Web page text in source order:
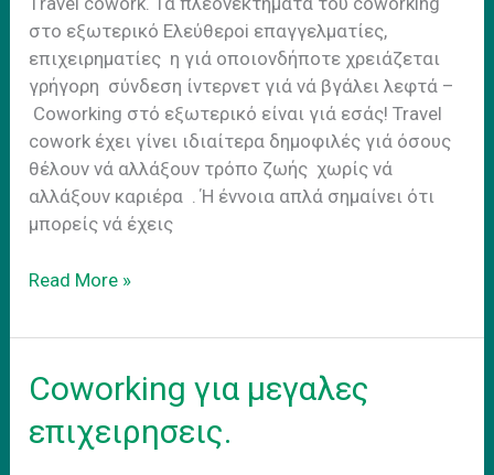
στο εξωτερικό Eλεύθεροi επαγγελματίες,
επιχειρηματίες η γιά οποιονδήποτε χρειάζεται
γρήγορη σύνδεση ίντερνετ γιά νά βγάλει λεφτά –
Coworking στό εξωτερικό είναι γιά εσάς! Travel
cowork έχει γίνει ιδιαίτερα δημοφιλές γιά όσους
θέλουν νά αλλάξουν τρόπο ζωής χωρίς νά
αλλάξουν καριέρα . Ή έννοια απλά σημαίνει ότι
μπορείς νά έχεις
Travel
Τα
του
στο
Read More »
Coworking για μεγαλες
επιχειρησεις.